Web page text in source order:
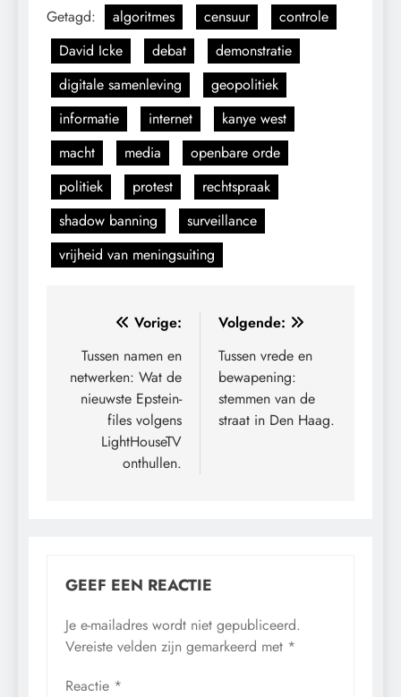
Getagd: algoritmes censuur
controle
David Icke
debat
demonstratie
digitale samenleving
geopolitiek
informatie
internet
kanye west
macht
media
openbare orde
politiek
protest
rechtspraak
shadow banning
surveillance
vrijheid van meningsuiting
Bericht
navigatie
Vorige:
Tussen namen en
netwerken: Wat de
nieuwste Epstein-
files volgens
LightHouseTV
onthullen.
Volgende:
Tussen vrede en
bewapening:
stemmen van de
straat in Den Haag.
GEEF EEN REACTIE
Je e-mailadres wordt niet gepubliceerd.
Vereiste velden zijn gemarkeerd met *
Reactie *